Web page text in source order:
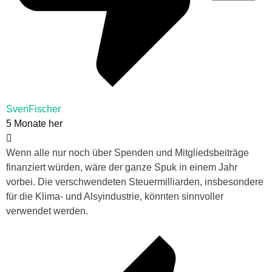
SvenFischer
5 Monate her
Wenn alle nur noch über Spenden und Mitgliedsbeiträge
finanziert würden, wäre der ganze Spuk in einem Jahr
vorbei. Die verschwendeten Steuermilliarden, insbesondere
für die Klima- und Alsyindustrie, könnten sinnvoller
verwendet werden.